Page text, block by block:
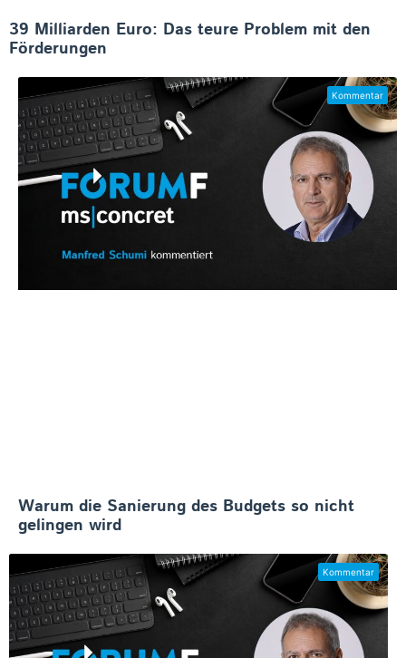
39 Milliarden Euro: Das teure Problem mit den
Förderungen
Warum die Sanierung des Budgets so nicht
gelingen wird